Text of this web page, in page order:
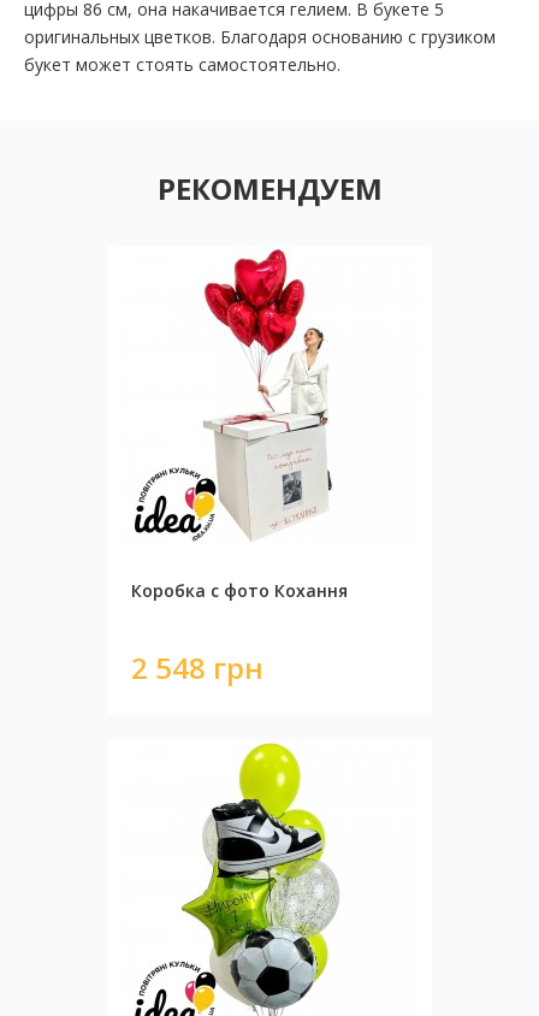
цифры 86 см, она накачивается гелием. В букете 5
оригинальных цветков. Благодаря основанию с грузиком
букет может стоять самостоятельно.
РЕКОМЕНДУЕМ
Коробка с фото Кохання
2 548 грн